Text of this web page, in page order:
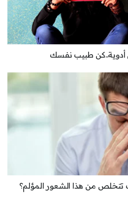
أدوية..كن طبيب نفسك
تتخلص من هذا الشعور المؤلم؟